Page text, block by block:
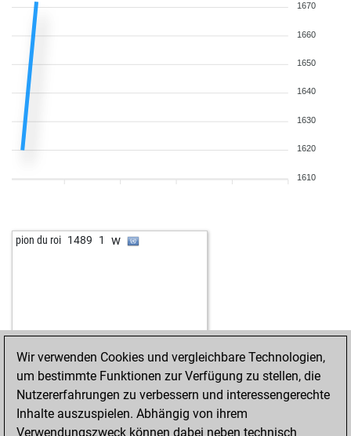
1670
1660
1650
1640
1630
1620
1610
pion du roi 1489 1 w
Wir verwenden Cookies und vergleichbare Technologien,
um bestimmte Funktionen zur Verfügung zu stellen, die
Nutzererfahrungen zu verbessern und interessengerechte
Inhalte auszuspielen. Abhängig von ihrem
Verwendungszweck können dabei neben technisch